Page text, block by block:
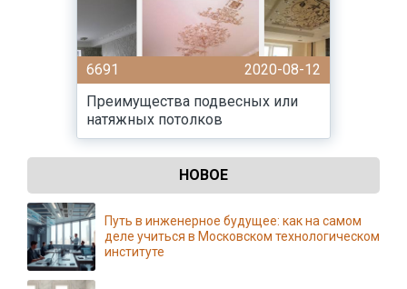
6691
2020-08-12
Преимущества подвесных или
натяжных потолков
НОВОЕ
Путь в инженерное будущее: как на самом
деле учиться в Московском технологическом
институте